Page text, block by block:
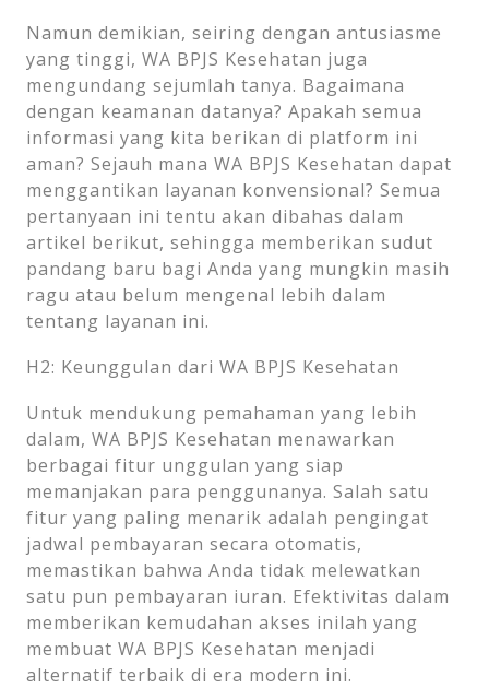
Namun demikian, seiring dengan antusiasme
yang tinggi, WA BPJS Kesehatan juga
mengundang sejumlah tanya. Bagaimana
dengan keamanan datanya? Apakah semua
informasi yang kita berikan di platform ini
aman? Sejauh mana WA BPJS Kesehatan dapat
menggantikan layanan konvensional? Semua
pertanyaan ini tentu akan dibahas dalam
artikel berikut, sehingga memberikan sudut
pandang baru bagi Anda yang mungkin masih
ragu atau belum mengenal lebih dalam
tentang layanan ini.
H2: Keunggulan dari WA BPJS Kesehatan
Untuk mendukung pemahaman yang lebih
dalam, WA BPJS Kesehatan menawarkan
berbagai fitur unggulan yang siap
memanjakan para penggunanya. Salah satu
fitur yang paling menarik adalah pengingat
jadwal pembayaran secara otomatis,
memastikan bahwa Anda tidak melewatkan
satu pun pembayaran iuran. Efektivitas dalam
memberikan kemudahan akses inilah yang
membuat WA BPJS Kesehatan menjadi
alternatif terbaik di era modern ini.